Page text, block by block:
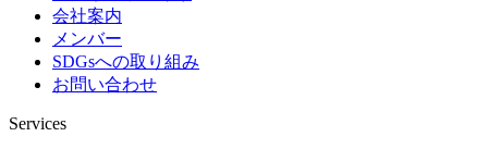
会社案内
メンバー
SDGsへの取り組み
お問い合わせ
Services